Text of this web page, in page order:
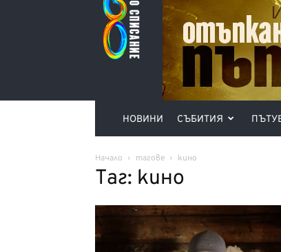
НОВИНИ СЪБИТИЯ
Начало тагове кино
Таг: кино